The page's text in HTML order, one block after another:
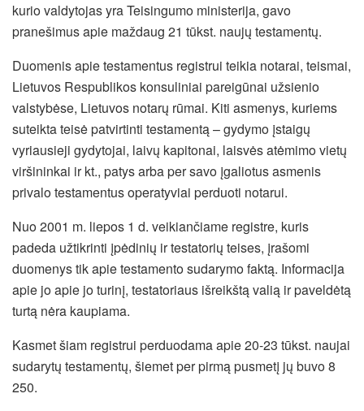
kurio valdytojas yra Teisingumo ministerija, gavo
pranešimus apie maždaug 21 tūkst. naujų testamentų.
Duomenis apie testamentus registrui teikia notarai, teismai,
Lietuvos Respublikos konsuliniai pareigūnai užsienio
valstybėse, Lietuvos notarų rūmai. Kiti asmenys, kuriems
suteikta teisė patvirtinti testamentą – gydymo įstaigų
vyriausieji gydytojai, laivų kapitonai, laisvės atėmimo vietų
viršininkai ir kt., patys arba per savo įgaliotus asmenis
privalo testamentus operatyviai perduoti notarui.
Nuo 2001 m. liepos 1 d. veikiančiame registre, kuris
padeda užtikrinti įpėdinių ir testatorių teises, įrašomi
duomenys tik apie testamento sudarymo faktą. Informacija
apie jo apie jo turinį, testatoriaus išreikštą valią ir paveldėtą
turtą nėra kaupiama.
Kasmet šiam registrui perduodama apie 20-23 tūkst. naujai
sudarytų testamentų, šiemet per pirmą pusmetį jų buvo 8
250.